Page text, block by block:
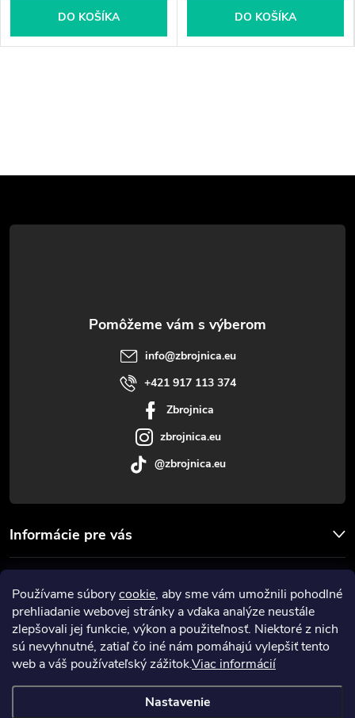
Používame súborycookie, aby sme vám umožnili pohodlné
prehliadanie webovej stránky a vďaka analýze neustále
zlepšovali jej funkcie, výkon a použiteľnosť. Niektoré z nich
sú nevyhnutné, zatiaľ čo iné nám pomáhajú vylepšiť tento
web a váš používateľský zážitok.Viac informácií
Nastavenie
DO KOŠÍKA DO KOŠÍKA
á
Informácie pre vás
Prijímame online platby
info@zbrojnica.eu
+421 917 113 374
Zbrojnica
zbrojnica.eu
@zbrojnica.eu